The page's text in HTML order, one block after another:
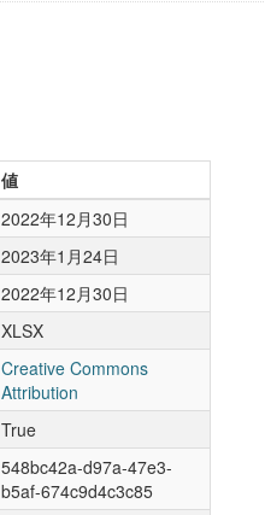
値
2022年12月30日
2023年1月24日
2022年12月30日
XLSX
Creative Commons
Attribution
True
548bc42a-d97a-47e3-
b5af-674c9d4c3c85